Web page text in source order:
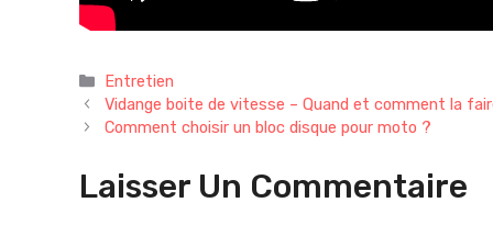
Catégories
Entretien
Vidange boite de vitesse – Quand et comment la
Comment choisir un bloc disque pour moto ?
Laisser Un Commentaire